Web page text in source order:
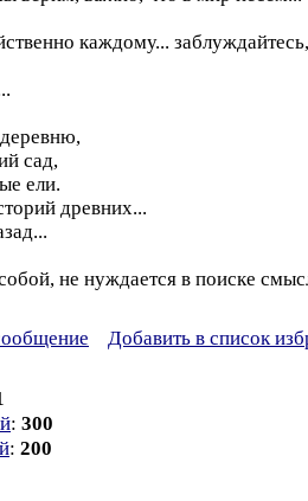
каждому...
сад,
ели.
древних...
не нуждается в поиске
Добавить в список
: 300
: 200